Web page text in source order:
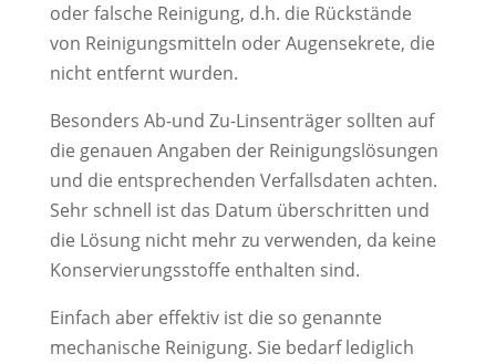
oder falsche Reinigung, d.h. die Rückstände
von Reinigungsmitteln oder Augensekrete, die
nicht entfernt wurden.
Besonders Ab-und Zu-Linsenträger sollten auf
die genauen Angaben der Reinigungslösungen
und die entsprechenden Verfallsdaten achten.
Sehr schnell ist das Datum überschritten und
die Lösung nicht mehr zu verwenden, da keine
Konservierungsstoffe enthalten sind.
Einfach aber effektiv ist die so genannte
mechanische Reinigung. Sie bedarf lediglich